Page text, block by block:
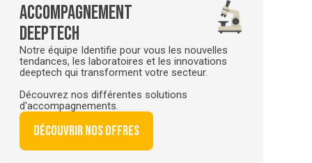
Accompagnement
deeptech
Notre équipe Identifie pour vous les nouvelles
tendances, les laboratoires et les innovations
deeptech qui transforment votre secteur.
Découvrez nos différentes solutions
d'accompagnements.
Découvrir nos offres